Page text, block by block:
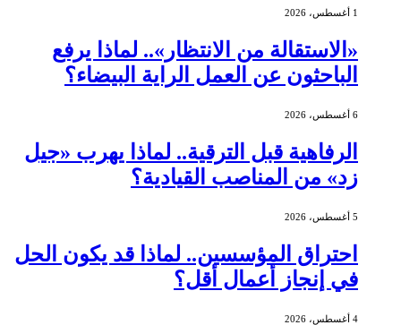
1 أغسطس، 2026
«الاستقالة من الانتظار».. لماذا يرفع
الباحثون عن العمل الراية البيضاء؟
6 أغسطس، 2026
الرفاهية قبل الترقية.. لماذا يهرب «جيل
زد» من المناصب القيادية؟
5 أغسطس، 2026
احتراق المؤسسين.. لماذا قد يكون الحل
في إنجاز أعمال أقل؟
4 أغسطس، 2026